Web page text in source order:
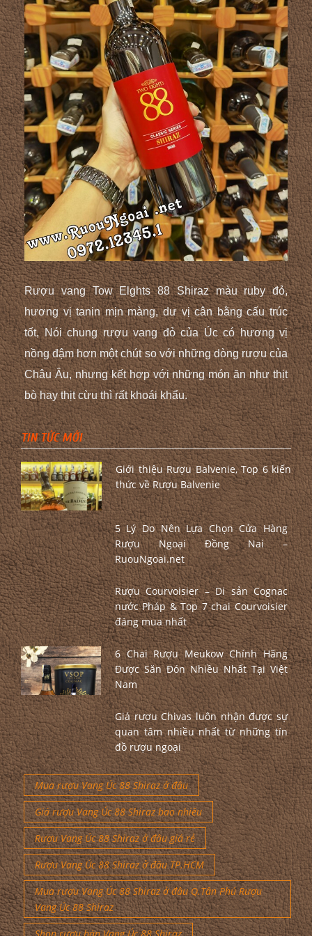
Rượu vang Tow Elghts 88Shirazmàu ruby đỏ,
hương vị tanin mịn màng, dư vị cân bằng cấu trúc
tốt, Nói chung rượu vang đỏ của Úc có hương vị
nồng đậm hơn một chút so với những dòng rượu của
Châu Âu, nhưng kết hợp với những món ăn như thịt
bò hay thịt cừu thì rất khoái khẩu.
TIN TỨC MỚI
Giới thiệu Rượu Balvenie, Top 6 kiến
thức về Rượu Balvenie
5 Lý Do Nên Lựa Chọn Cửa Hàng
Rượu Ngoại Đồng Nai –
RuouNgoai.net
Rượu Courvoisier – Di sản Cognac
nước Pháp & Top 7 chai Courvoisier
đáng mua nhất
6 Chai Rượu Meukow Chính Hãng
Được Săn Đón Nhiều Nhất Tại Việt
Nam
Giá rượu Chivas luôn nhận được sự
quan tâm nhiều nhất từ những tín
đồ rượu ngoại
Mua rượu Vang Úc 88 Shiraz ở đâu
Giá rượu Vang Úc 88 Shiraz bao nhiêu
Rượu Vang Úc 88 Shiraz ở đâu giá rẻ
Rượu Vang Úc 88 Shiraz ở đâu TP.HCM
Mua rượu Vang Úc 88 Shiraz ở đâu Q.Tân Phú Rượu
Vang Úc 88 Shiraz